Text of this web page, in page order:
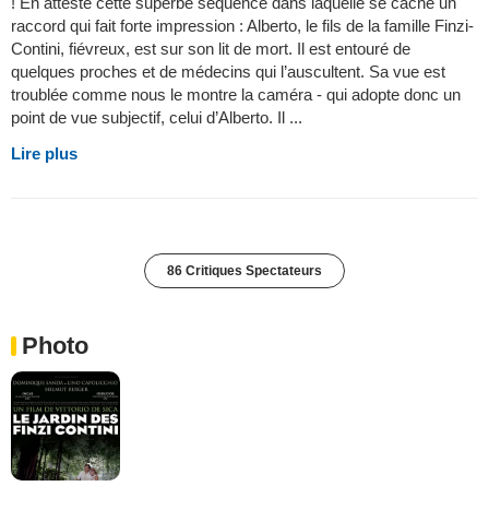
raccord qui fait forte impression : Alberto, le fils de la famille Finzi-
Contini, fiévreux, est sur son lit de mort. Il est entouré de
quelques proches et de médecins qui l’auscultent. Sa vue est
troublée comme nous le montre la caméra - qui adopte donc un
point de vue subjectif, celui d’Alberto. Il ...
Lire plus
86 Critiques Spectateurs
Photo